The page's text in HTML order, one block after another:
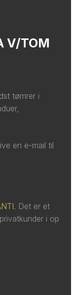
V/TOM
tømrer i
en e-mail til
. Det er et
i op